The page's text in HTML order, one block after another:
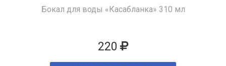
Бокал для воды «Касабланка» 310 мл
220